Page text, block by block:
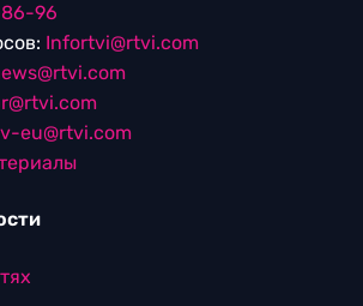
86-96
Infortvi@rtvi.com
eu@rtvi.com